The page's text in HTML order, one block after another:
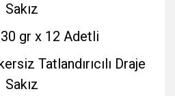
Sakız
gr x 12 Adetli
Tatlandırıcılı Draje
Sakız